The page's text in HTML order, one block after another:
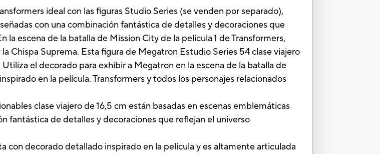
ideal con las figuras Studio Series (se venden por separado),
con una combinación fantástica de detalles y decoraciones que
escena de la batalla de Mission City de la película 1 de Transformers,
Chispa Suprema. Esta figura de Megatron Estudio Series 54 clase viajero
el decorado para exhibir a Megatron en la escena de la batalla de
en la película. Transformers y todos los personajes relacionados
clase viajero de 16,5 cm están basadas en escenas emblemáticas
fantástica de detalles y decoraciones que reflejan el universo
con decorado detallado inspirado en la película y es altamente articulada